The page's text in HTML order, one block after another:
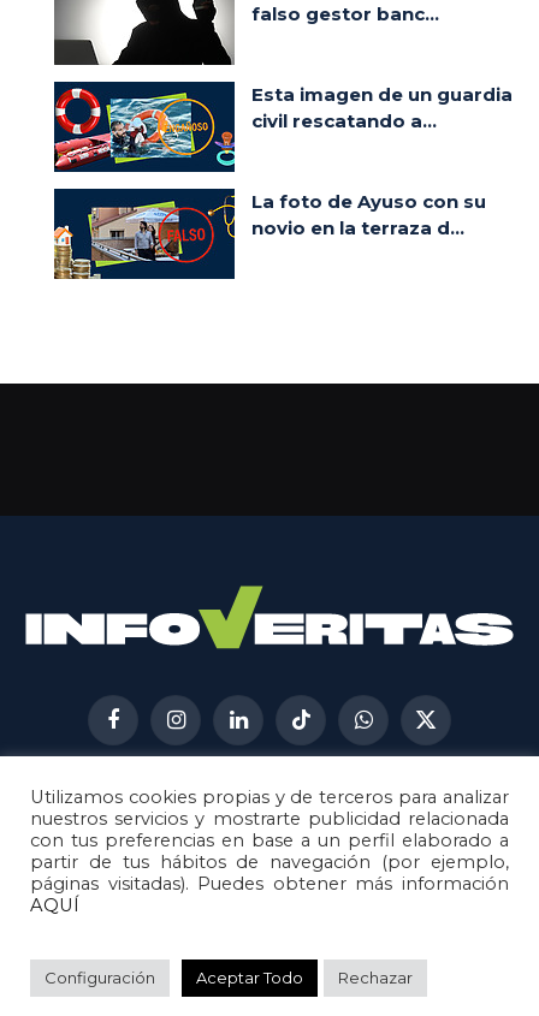
falso gestor banc...
Esta imagen de un guardia
civil rescatando a...
La foto de Ayuso con su
novio en la terraza d...
FacebookInstagramLinkedInTikTokWhatsApp
X
(Twitter)
AVISO LEGAL
METODOLOGÍA
POLÍTICA DE COOKIES
POLÍTICA DE CORRECCIONES
© 2026Metech. Todos los derechos reservados.
Utilizamos cookies propias y de terceros para analizar
nuestros servicios y mostrarte publicidad relacionada
con tus preferencias en base a un perfil elaborado a
partir de tus hábitos de navegación (por ejemplo,
páginas visitadas). Puedes obtener más información
AQUÍ
Configuración Aceptar Todo Rechazar